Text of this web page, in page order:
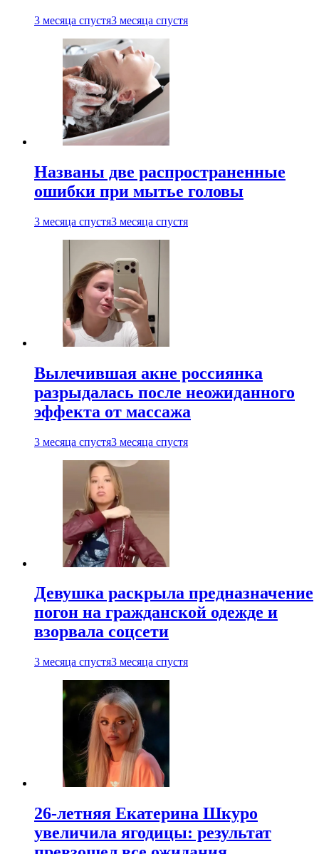
3 месяца спустя3 месяца спустя
Названы две распространенные
ошибки при мытье головы
3 месяца спустя3 месяца спустя
Вылечившая акне россиянка
разрыдалась после неожиданного
эффекта от массажа
3 месяца спустя3 месяца спустя
Девушка раскрыла предназначение
погон на гражданской одежде и
взорвала соцсети
3 месяца спустя3 месяца спустя
26-летняя Екатерина Шкуро
увеличила ягодицы: результат